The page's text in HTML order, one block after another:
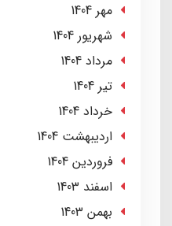
مهر 1404
شهریور 1404
مرداد 1404
تير 1404
خرداد 1404
ارديبهشت 1404
فروردین 1404
اسفند 1403
بهمن 1403